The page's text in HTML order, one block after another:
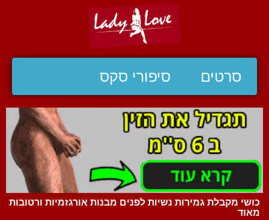
סרטים סיפורי סקס
כושי מקבלת גמירות נשיות לפנים מבנות אורגזמיות ורטובות
מאוד